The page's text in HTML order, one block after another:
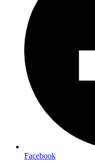
Facebook